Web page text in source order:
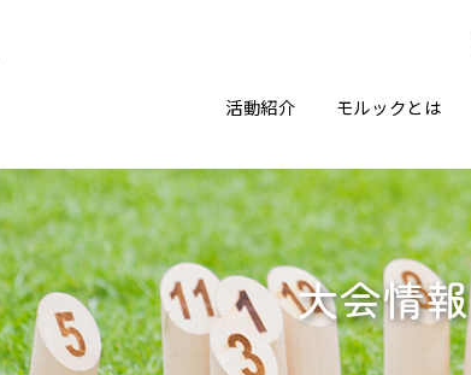
活動紹介 モルックとは
大会情報